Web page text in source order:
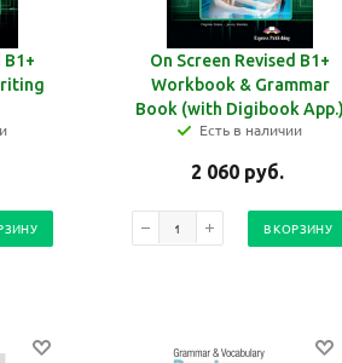
B1+
On Screen Revised B1+
Workbook & Grammar
Book (with Digibook
Есть в наличии
2 060 руб.
В КОРЗИНУ